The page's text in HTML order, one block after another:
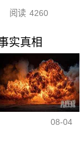
阅读 4260
实真相
08-04